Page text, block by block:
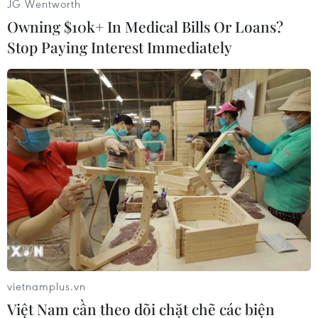
#Brazil #Thuốc lá #Xì gà #Trẻ em Brazil
Theo dõi VietnamPlus
JG Wentworth
Owning $10k+ In Medical Bills Or Loans?
Stop Paying Interest Immediately
vietnamplus.vn
Việt Nam cần theo dõi chặt chẽ các biện